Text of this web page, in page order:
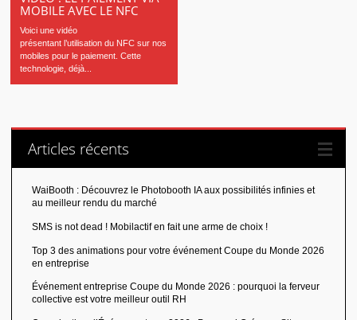
MOBILE AVEC LE NFC
Voici une vidéo
présentant l’utilisation du NFC sur nos
mobiles pour le paiement. Cette
technologie, déjà...
Articles récents
WaiBooth : Découvrez le Photobooth IA aux possibilités infinies et
au meilleur rendu du marché
SMS is not dead ! Mobilactif en fait une arme de choix !
Top 3 des animations pour votre événement Coupe du Monde 2026
en entreprise
Événement entreprise Coupe du Monde 2026 : pourquoi la ferveur
collective est votre meilleur outil RH